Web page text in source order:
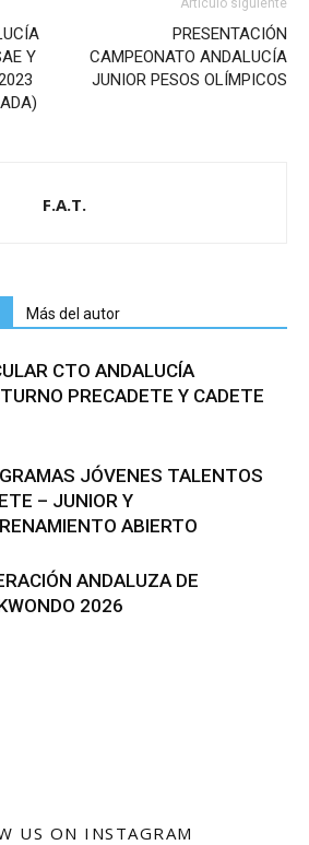
Y
Artículo siguiente
PRESENTACIÓN
CAMPEONATO ANDALUCÍA
JUNIOR PESOS OLÍMPICOS
F.A.T.
Más del autor
CTO ANDALUCÍA
PRECADETE Y CADETE
JÓVENES TALENTOS
– JUNIOR Y
ABIERTO
ANDALUZA DE
2026
US ON INSTAGRAM